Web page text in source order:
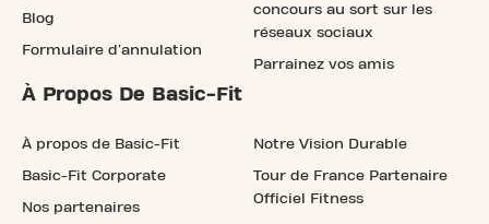
Blog
Formulaire d'annulation
concours au sort sur les
réseaux sociaux
Parrainez vos amis
À Propos De Basic-Fit
À propos de Basic-Fit
Basic-Fit Corporate
Nos partenaires
Notre Vision Durable
Tour de France Partenaire
Officiel Fitness